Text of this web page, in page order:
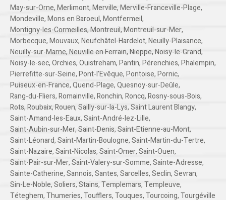
May-sur-Orne,Merlimont,Merville,Merville-Franceville-Plage,
Mondeville,Mons en Baroeul,Montfermeil,
Montigny-les-Cormeilles,Montreuil,Montreuil-sur-Mer,
Morbecque,Mouvaux,Neufchâtel-Hardelot,Neuilly-Plaisance,
Neuilly-sur-Marne,Neuville en Ferrain,Nieppe,Noisy-le-Grand,
Noisy-le-sec,Orchies,Ouistreham,Pantin,Pérenchies,Phalempin,
Pierrefitte-sur-Seine,Pont-l'Evêque,Pontoise,Pornic,
Puiseux-en-France,Quend-Plage,Quesnoy-sur-Deûle,
Rang-du-Fliers,Romainville,Ronchin,Roncq,Rosny-sous-Bois,
Rots,Roubaix,Rouen,Sailly-sur-la-Lys,Saint Laurent Blangy,
Saint-Amand-les-Eaux,Saint-André-lez-Lille,
Saint-Aubin-sur-Mer,Saint-Denis,Saint-Etienne-au-Mont,
Saint-Léonard,Saint-Martin-Boulogne,Saint-Martin-du-Tertre,
Saint-Nazaire,Saint-Nicolas,Saint-Omer,Saint-Ouen,
Saint-Pair-sur-Mer,Saint-Valery-sur-Somme,Sainte-Adresse,
Sainte-Catherine,Sannois,Santes,Sarcelles,Seclin,Sevran,
Sin-Le-Noble,Soliers,Stains,Templemars,Templeuve,
Téteghem,Thumeries,Toufflers,Touques,Tourcoing,Tourgéville